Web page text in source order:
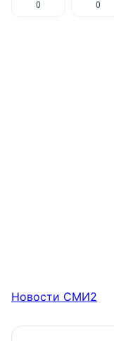
0 0
Новости СМИ2